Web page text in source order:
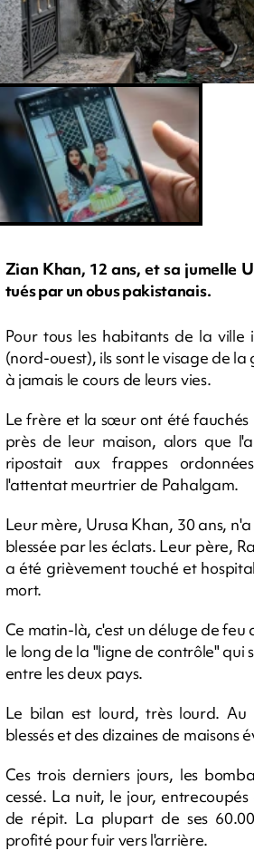
Zian Khan, 12 ans, et sa jumelle
tués par un obus pakistanais.
Pour tous les habitants de la ville
(nord-ouest), ils sont le visage de
à jamais le cours de leurs vies.
Le frère et la sœur ont été
près de leur maison, alors que
ripostait aux frappes
l'attentat meurtrier de Pahalgam.
Leur mère, Urusa Khan, 30 ans,
blessée par les éclats. Leur père,
a été grièvement touché et
mort.
Ce matin-là, c'est un déluge de feu
le long de la "ligne de contrôle" qui
entre les deux pays.
Le bilan est lourd, très lourd. Au
blessés et des dizaines de maisons
Ces trois derniers jours, les
cessé. La nuit, le jour,
de répit. La plupart de ses
profité pour fuir vers l'arrière.